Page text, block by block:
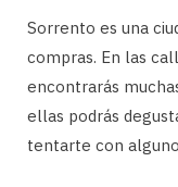
Sorrento es una
compras. En las
encontrarás
ellas podrás
tentarte con